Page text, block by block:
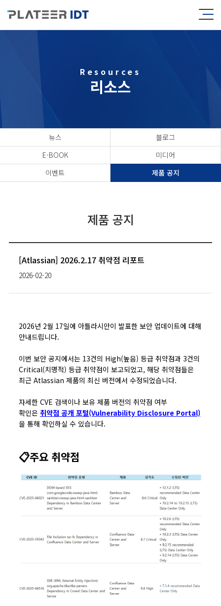
Resources
리소스
뉴스
블로그
E-BOOK
미디어
이벤트
제품 공지
제품 공지
[Atlassian] 2026.2.17 취약점 리포트
2026-02-20
2026년 2월 17일에 아틀라시안이 발표한 보안 업데이트에 대해
안내드립니다.
이번 보안 공지에서는 13건의 High(높음) 등급 취약점과 3건의
Critical(치명적) 등급 취약점이 보고되었고, 해당 취약점들은
최근 Atlassian 제품의 최신 버전에서 수정되었습니다.
자세한 CVE 검색이나 보유 제품 버전의 취약점 여부
확인은 취약점 공개 포털(Vulnerability Disclosure Portal)
을 통해 확인하실 수 있습니다.
📋주요 취약점